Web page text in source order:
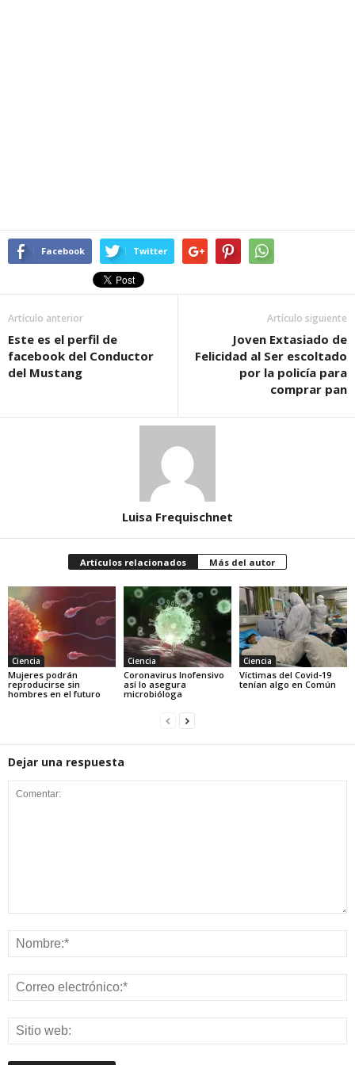
Facebook Twitter
Artículo anterior
Este es el perfil de
facebook del Conductor
del Mustang
Artículo siguiente
Joven Extasiado de
Felicidad al Ser escoltado
por la policía para
comprar pan
Luisa Frequischnet
Artículos relacionados Más del autor
Ciencia
Mujeres podrán
reproducirse sin
hombres en el futuro
Ciencia
Coronavirus Inofensivo
así lo asegura
microbióloga
Ciencia
Víctimas del Covid-19
tenían algo en Común
Dejar una respuesta